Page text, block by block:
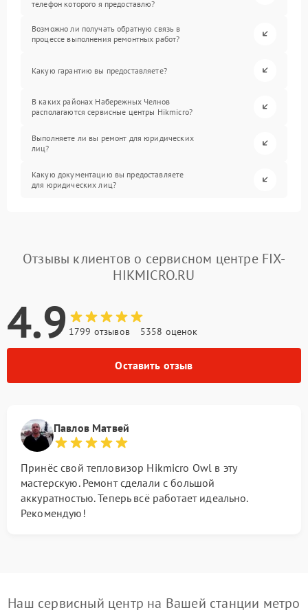
телефон которого я предоставлю?
Возможно ли получать обратную связь в
процессе выполнения ремонтных работ?
Какую гарантию вы предоставляете?
В каких районах Набережных Челнов
располагаются сервисные центры Hikmicro?
Выполняете ли вы ремонт для юридических
лиц?
Какую документацию вы предоставляете
для юридических лиц?
Отзывы клиентов о сервисном центре FIX-
HIKMICRO.RU
4.9 1799 отзывов 5358 оценок
Оставить отзыв
Павлов Матвей
Принёс свой тепловизор Hikmicro Owl в эту
мастерскую. Ремонт сделали с большой
аккуратностью. Теперь всё работает идеально.
Рекомендую!
Наш сервисный центр на Вашей станции метро